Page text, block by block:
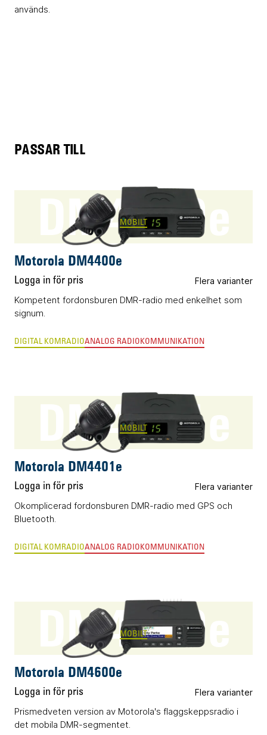
används.
PASSAR TILL
DM4400e
MOBILT
Motorola DM4400e
Logga in för pris Flera varianter
Kompetent fordonsburen DMR-radio med enkelhet som
signum.
DIGITAL KOMRADIOANALOG RADIOKOMMUNIKATION
DM4401e
MOBILT
Motorola DM4401e
Logga in för pris Flera varianter
Okomplicerad fordonsburen DMR-radio med GPS och
Bluetooth.
DIGITAL KOMRADIOANALOG RADIOKOMMUNIKATION
DM4600e
MOBILT
Motorola DM4600e
Logga in för pris Flera varianter
Prismedveten version av Motorola's flaggskeppsradio i
det mobila DMR-segmentet.